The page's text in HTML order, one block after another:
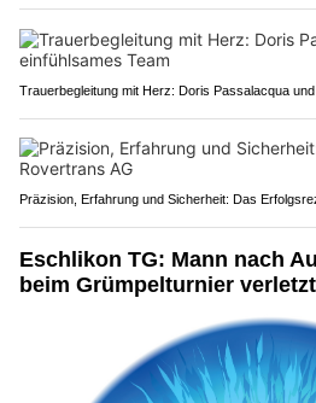
Trauerbegleitung mit Herz: Doris Passalacqua
Präzision, Erfahrung und Sicherheit: Das
Eschlikon TG: Mann nach
beim Grümpelturnier verletzt